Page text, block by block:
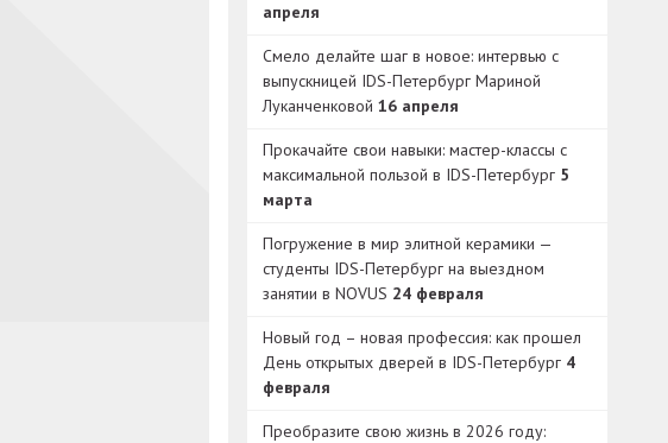
апреля
Смело делайте шаг в новое: интервью с
выпускницей IDS-Петербург Мариной
Луканченковой 16 апреля
Прокачайте свои навыки: мастер-классы с
максимальной пользой в IDS-Петербург 5
марта
Погружение в мир элитной керамики —
студенты IDS-Петербург на выездном
занятии в NOVUS 24 февраля
Новый год – новая профессия: как прошел
День открытых дверей в IDS-Петербург 4
февраля
Преобразите свою жизнь в 2026 году: